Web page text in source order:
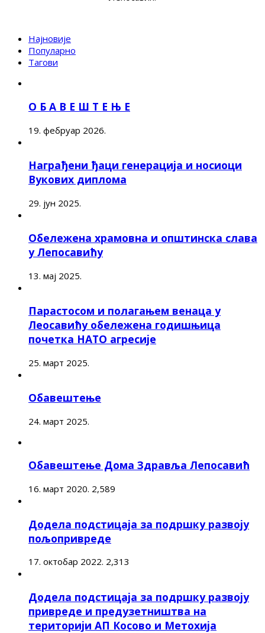
Најновије
Популарно
Тагови
О Б А В Е Ш Т Е Њ Е
19. фебруар 2026.
Награђени ђаци генерација и носиоци
Вукових диплома
29. јун 2025.
Обележена храмовна и општинска слава
у Лепосавићу
13. мај 2025.
Парастосом и полагањем венаца у
Леосавићу обележена годишњица
почетка НАТО агресије
25. март 2025.
Обавештење
24. март 2025.
Обавештење Дома Здравља Лепосавић
16. март 2020. 2,589
Додела подстицаја за подршку развоју
пољопривреде
17. октобар 2022. 2,313
Додела подстицаја за подршку развоју
привреде и предузетништва на
територији АП Косово и Метохија